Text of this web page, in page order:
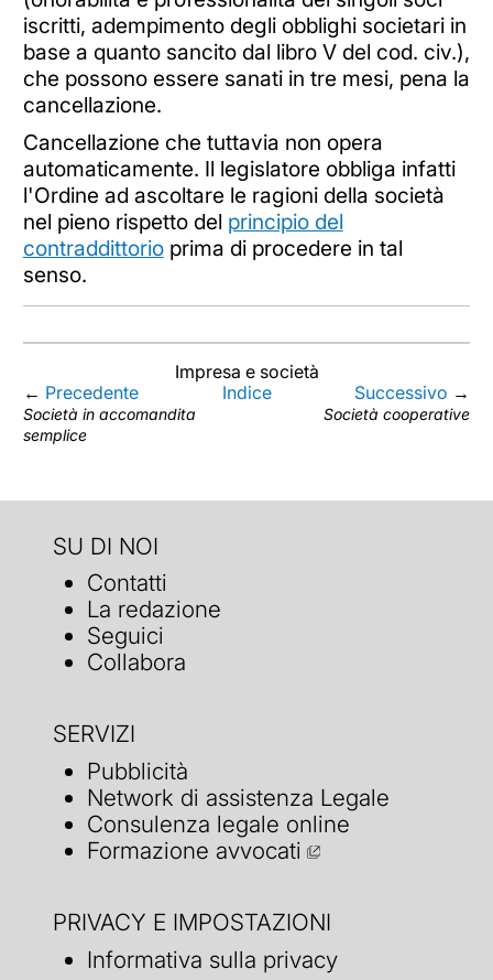
iscritti, adempimento degli obblighi societari in
base a quanto sancito dal libro V del cod. civ.),
che possono essere sanati in tre mesi, pena la
cancellazione.
Cancellazione che tuttavia non opera
automaticamente. Il legislatore obbliga infatti
l'Ordine ad ascoltare le ragioni della società
nel pieno rispetto del principio del
contraddittorioprima di procedere in tal
senso.
Impresa e società
← Precedente
Società in accomandita
semplice
Indice Successivo →
Società cooperative
SU DI NOI
Contatti
La redazione
Seguici
Collabora
SERVIZI
Pubblicità
Network di assistenza Legale
Consulenza legale online
Formazione avvocati
PRIVACY E IMPOSTAZIONI
Informativa sulla privacy